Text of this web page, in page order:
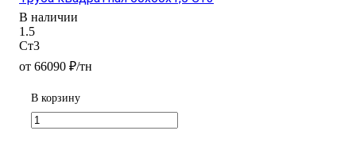
В наличии
1.5
Ст3
от 66090 ₽/тн
В корзину